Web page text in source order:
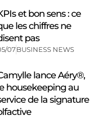
et bon sens : ce
les chiffres ne
pas
07BUSINESS NEWS
lance Aéry®,
housekeeping au
de la signature